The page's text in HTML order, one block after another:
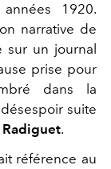
1920.
narrative de
sur un journal
prise pour
dans la
suite
Radiguet.
référence au